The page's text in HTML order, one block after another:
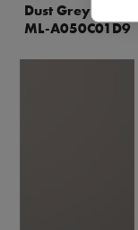
Dust Grey Matt,
ML-A050C01D9